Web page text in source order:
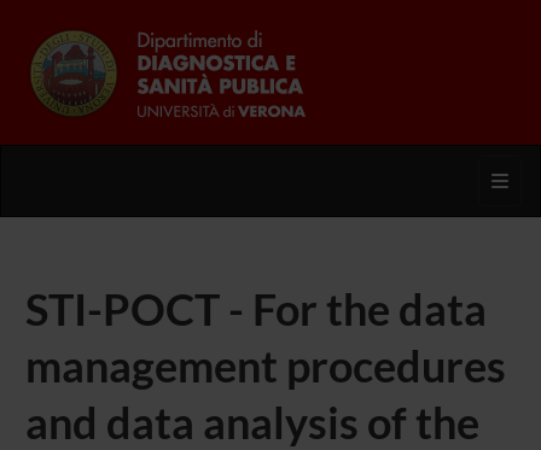
STI-POCT - For the data
management procedures
and data analysis of the